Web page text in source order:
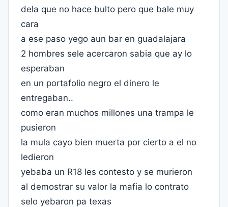
dela que no hace bulto pero que bale muy
cara
a ese paso yego aun bar en guadalajara
2 hombres sele acercaron sabia que ay lo
esperaban
en un portafolio negro el dinero le
entregaban..
como eran muchos millones una trampa le
pusieron
la mula cayo bien muerta por cierto a el no
ledieron
yebaba un R18 les contesto y se murieron
al demostrar su valor la mafia lo contrato
selo yebaron pa texas